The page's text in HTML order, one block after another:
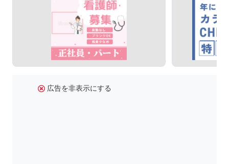
広告を非表示にする